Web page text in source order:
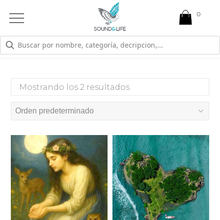
Open
Menu
AUTOPERDON
Mostrando los 2 resultados
0